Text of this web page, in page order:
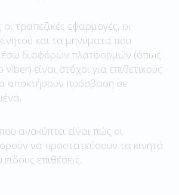
τραπεζικές εφαρμογές, οι
και τα μηνύματα που
διαφόρων πλατφορμών (όπως
είναι στόχοι για επιθετικούς
αποκτήσουν πρόσβαση σε
ανακύπτει είναι πώς οι
να προστατεύσουν τα κινητά
επιθέσεις.